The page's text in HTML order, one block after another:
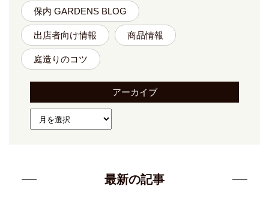
保内 GARDENS BLOG
出店者向け情報 商品情報
庭造りのコツ
アーカイブ
最新の記事